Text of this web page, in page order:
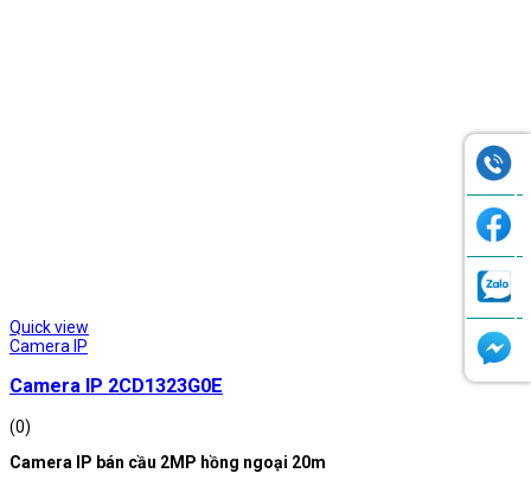
Quick view
Camera IP
Camera IP 2CD1323G0E
(0)
Camera IP bán cầu 2MP hồng ngoại 20m